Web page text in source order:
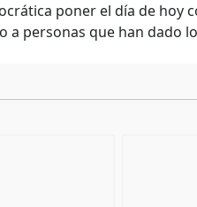
poner el día de hoy
a personas que han dado